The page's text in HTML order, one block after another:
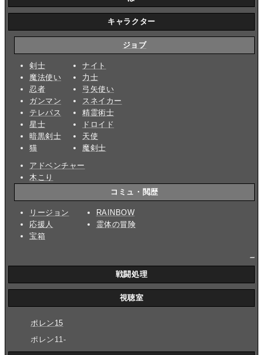
キャラクター
ジョブ
剣士
魔法使い
忍者
ガンマン
テレパス
星士
暗黒剣士
猫
ナイト
力士
弓矢使い
スネイカー
精霊術士
ドロイド
天使
魔剣士
アドベンチャー
木こり
コミュ・閲歴
リージョン
応援人
宝箱
RAINBOW
霊体の冒険
戦闘処理
視聴室
ポレン15
ポレン11-